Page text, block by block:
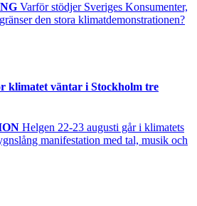
Varför stödjer Sveriges Konsumenter,
den stora klimatdemonstrationen?
klimatet väntar i Stockholm tre
Helgen 22-23 augusti går i klimatets
manifestation med tal, musik och